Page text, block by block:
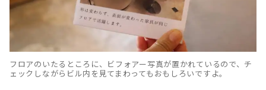
フロアのいたるところに、ビフォアー写真が置かれているので、チ
ェックしながらビル内を見てまわってもおもしろいですよ。